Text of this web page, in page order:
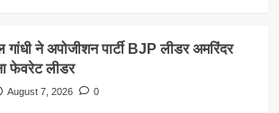
गांधी ने अपोजीशन पार्टी BJP लीडर अमरिंदर
फेवरेट लीडर
August 7, 2026 0